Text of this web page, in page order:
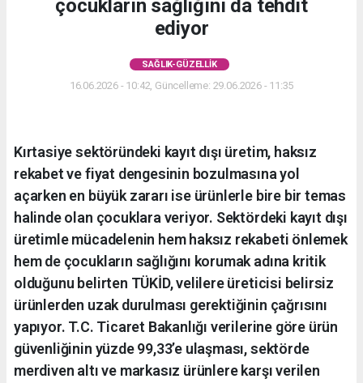
çocukların sağlığını da tehdit
ediyor
SAĞLIK-GÜZELLIK
16.06.2026 - 10:42, Güncelleme: 29.06.2026 - 11:35
Kırtasiye sektöründeki kayıt dışı üretim, haksız
rekabet ve fiyat dengesinin bozulmasına yol
açarken en büyük zararı ise ürünlerle bire bir temas
halinde olan çocuklara veriyor. Sektördeki kayıt dışı
üretimle mücadelenin hem haksız rekabeti önlemek
hem de çocukların sağlığını korumak adına kritik
olduğunu belirten TÜKİD, velilere üreticisi belirsiz
ürünlerden uzak durulması gerektiğinin çağrısını
yapıyor. T.C. Ticaret Bakanlığı verilerine göre ürün
güvenliğinin yüzde 99,33’e ulaşması, sektörde
merdiven altı ve markasız ürünlere karşı verilen